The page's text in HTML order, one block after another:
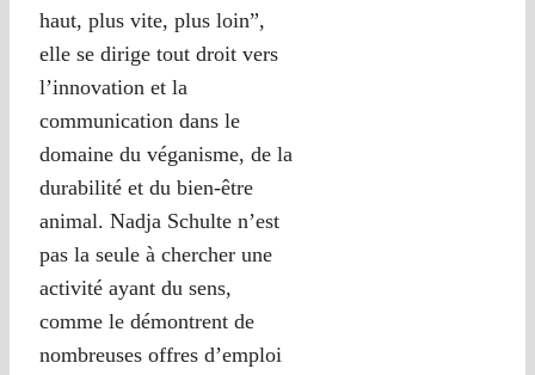
haut, plus vite, plus loin”,
elle se dirige tout droit vers
l’innovation et la
communication dans le
domaine du véganisme, de la
durabilité et du bien-être
animal. Nadja Schulte n’est
pas la seule à chercher une
activité ayant du sens,
comme le démontrent de
nombreuses offres d’emploi